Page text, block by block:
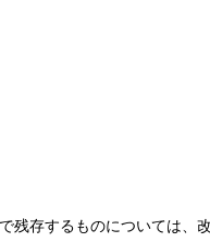
残存するものについては、